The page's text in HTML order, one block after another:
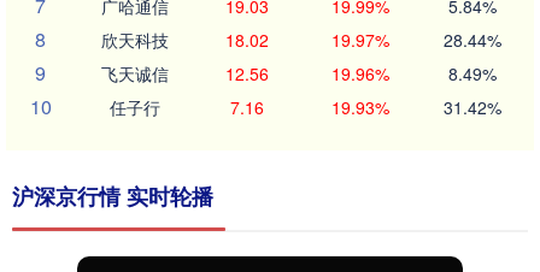
广哈通信 19.03 19.99% 5.84%
8 欣天科技 18.02 19.97% 28.44%
9 飞天诚信 12.56 19.96% 8.49%
10 任子行 7.16 19.93% 31.42%
沪深京行情 实时轮播